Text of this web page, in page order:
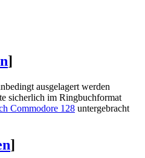
]
ausgelagert werden
sicherlich im Ringbuchformat
Commodore 128 untergebracht
]